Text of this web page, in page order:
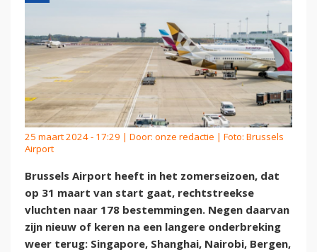
25 maart 2024 - 17:29 | Door: onze redactie | Foto: Brussels
Airport
Brussels Airport heeft in het zomerseizoen, dat
op 31 maart van start gaat, rechtstreekse
vluchten naar 178 bestemmingen. Negen daarvan
zijn nieuw of keren na een langere onderbreking
weer terug: Singapore, Shanghai, Nairobi, Bergen,